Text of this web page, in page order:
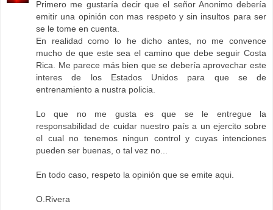
Primero me gustaría decir que el señor Anonimo debería
emitir una opinión con mas respeto y sin insultos para ser
se le tome en cuenta.
En realidad como lo he dicho antes, no me convence
mucho de que este sea el camino que debe seguir Costa
Rica. Me parece más bien que se debería aprovechar este
interes de los Estados Unidos para que se de
entrenamiento a nustra policia.
Lo que no me gusta es que se le entregue la
responsabilidad de cuidar nuestro país a un ejercito sobre
el cual no tenemos ningun control y cuyas intenciones
pueden ser buenas, o tal vez no...
En todo caso, respeto la opinión que se emite aqui.
O.Rivera